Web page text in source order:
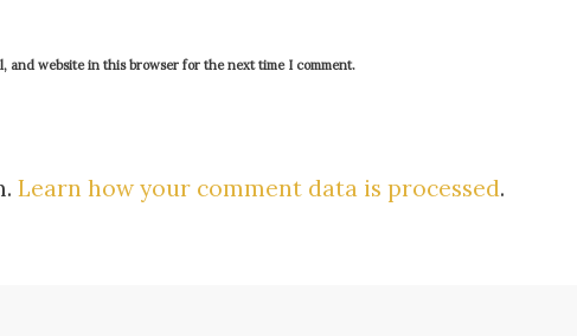
and website in this browser for the next time I comment.
Learn how your comment data is processed.